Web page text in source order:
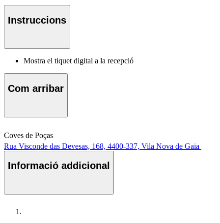
Instruccions
Mostra el tiquet digital a la recepció
Com arribar
Coves de Poças
Rua Visconde das Devesas, 168, 4400-337, Vila Nova de Gaia
Informació addicional